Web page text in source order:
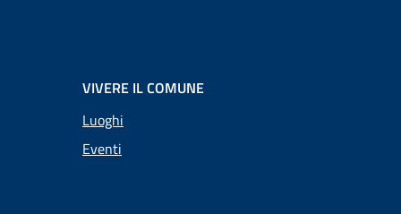
VIVERE IL COMUNE
Luoghi
Eventi